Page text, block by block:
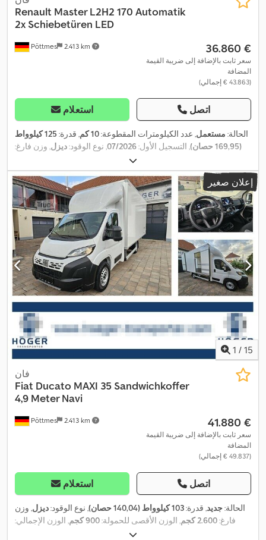
Pöttmes 2.413 km
Renault Master L2H2 170 Automatik
2x Schiebetüren LED
‏36.860 €
سعر ثابت بالإضافة إلى ضريبة القيمة
المضافة
(‏43.863 € إجمالي)
استعلام اتصل
الحالة: مستعمل, عدد الكيلومترات المقطوعة:10 كم , قدرة:
125 كيلوواط
(169,95 حصان)
, التسجيل الأول:07/2026, نوع الوقود:ديزل, وزن فارغ:
, الوزن الأقصى للحمولة:
كجم, مقاس الإطار: 205/75R16C , تكوين المحور:4x2 , قاعدة العجلات:
3.682 مم, الفحص القادم (TÜV):07/2028, انبعاثات ثاني أكسيد الكربون
(CO₂):
166 غ/كم, استهلاك الوقود (داخل المدينة):
,
استهلاك الوقود (خارج المدينة):5,8 لتر/100 كم
, استهلاك الوقود (مجمع):
6,3 لتر/100 كم
, لون:فضي , نوع التروس: تلقائي, تعليق:فولاذ , عدد
المقاعد:3, الطول الكلي: 5.680 مم , حجم مساحة التحميل:10,8 م³
, طول
مساحة التحميل: 3.225 مم , عرض مساحة التحميل: 1.765 مم
, ارتفاع
مساحة التحميل:1.885 مم , سنة الصنع:2026, مقاس الإطار الأمامي:
205/75R16C
, مقاس الإطار الخلفي:205/75R16C , معدات:أضواء
الضباب, باب منزلق, برنامج الثبات الإلكتروني (ESP), تكييف الهواء,
ضمان المركبات المستعملة, قفل مركزي, كابينة, كمبيوتر على متن
المركبة, مثبت السرعة, مرشح السخام, نظام التحكم في الجر, نظام
الفرامل المانعة للانغلاق (ABS), نظام الملاحة, نظام منع التشغيل, وسادة
هوائية,
إعلان صغير
1 / 15
Pöttmes 2.413 km
فان
Fiat Ducato MAXI 35 Sandwichkoffer
4,9 Meter Navi
‏41.880 €
سعر ثابت بالإضافة إلى ضريبة القيمة
المضافة
(‏49.837 € إجمالي)
استعلام اتصل
الحالة:جديد, قدرة:103 كيلوواط (140,04 حصان) , نوع الوقود:ديزل, وزن
فارغ:2.600 كجم , الوزن الأقصى للحمولة:900 كجم
, الوزن الإجمالي:
215/75R16C